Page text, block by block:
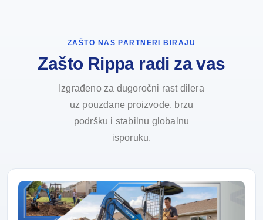
ZAŠTO NAS PARTNERI BIRAJU
Zašto Rippa radi za vas
Izgrađeno za dugoročni rast dilera
uz pouzdane proizvode, brzu
podršku i stabilnu globalnu
isporuku.